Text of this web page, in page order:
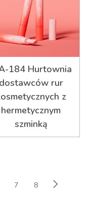
184 Hurtownia
dostawców rur
z
hermetycznym
szminką
7 8